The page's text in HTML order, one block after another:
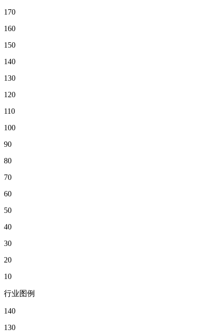
170
160
150
140
130
120
110
100
90
80
70
60
50
40
30
20
10
行业图例
140
130